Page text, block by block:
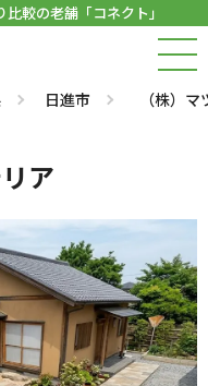
較の老舗「コネクト」
日進市 （株）
ア